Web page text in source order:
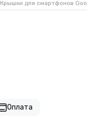
Крышки для смартфонов
Оплата